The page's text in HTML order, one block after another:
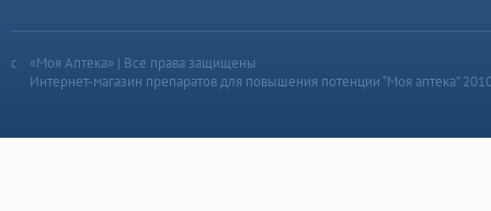
«Моя Аптека» | Все права защищены
Интернет-магазин препаратов для повышения потенции “Моя аптека”